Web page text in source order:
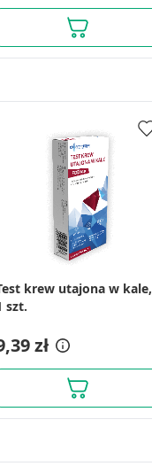
krew utajona w kale,
szt.
zł